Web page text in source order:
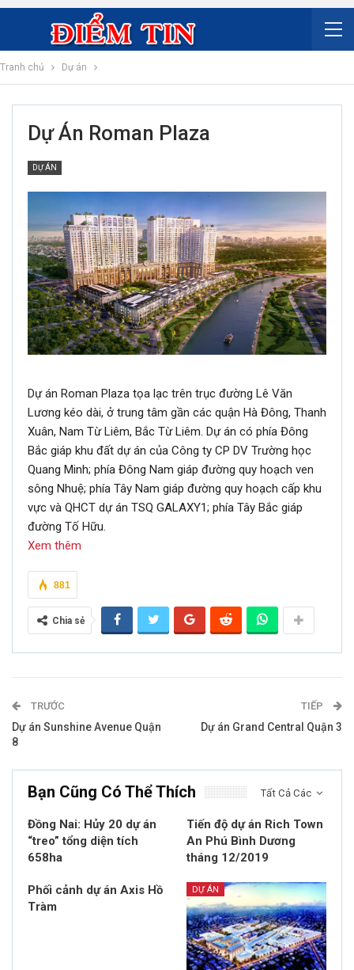
Tranh chủ Dự án
Dự Án Roman Plaza
DỰ ÁN
Dự án Roman Plaza tọa lạc trên trục đường Lê Văn
Lương kéo dài, ở trung tâm gần các quận Hà Đông, Thanh
Xuân, Nam Từ Liêm, Bắc Từ Liêm. Dự án có phía Đông
Bắc giáp khu đất dự án của Công ty CP DV Trường học
Quang Minh; phía Đông Nam giáp đường quy hoạch ven
sông Nhuệ; phía Tây Nam giáp đường quy hoạch cấp khu
vực và QHCT dự án TSQ GALAXY1; phía Tây Bắc giáp
đường Tố Hữu.
Xem thêm
881
Chia sẻ
TRƯỚC
Dự án Sunshine Avenue Quận
8
TIẾP
Dự án Grand Central Quận 3
Tất Cả Các
Bạn Cũng Có Thể Thích
Đồng Nai: Hủy 20 dự án
“treo” tổng diện tích
658ha
Tiến độ dự án Rich Town
An Phú Bình Dương
tháng 12/2019
Phối cảnh dự án Axis Hồ
Tràm
DỰ ÁN